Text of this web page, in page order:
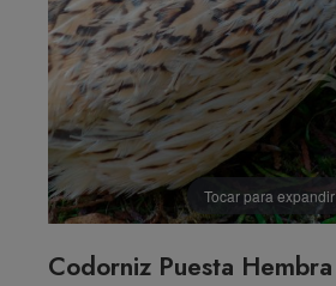
Tocar para expandir
Codorniz Puesta Hembra